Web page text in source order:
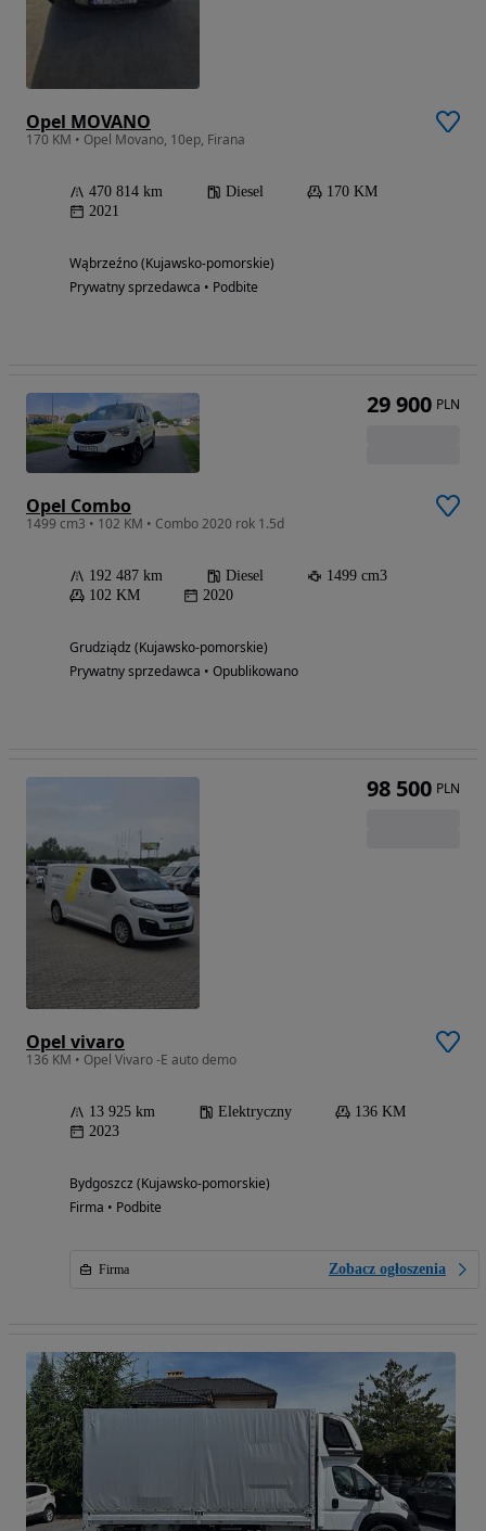
Opel MOVANO
170 KM • Opel Movano, 10ep, Firana
470 814 km Diesel
170 KM
2021
Wąbrzeźno (Kujawsko-pomorskie)
Prywatny sprzedawca • Podbite
Opel Combo
1499 cm3 • 102 KM • Combo 2020 rok 1.5d
192 487 km Diesel
1499 cm3
102 KM
2020
Grudziądz (Kujawsko-pomorskie)
Prywatny sprzedawca • Opublikowano
29 900 PLN
Opel vivaro
136 KM • Opel Vivaro -E auto demo
13 925 km Elektryczny
136 KM
2023
Bydgoszcz (Kujawsko-pomorskie)
Firma • Podbite
Firma Zobacz ogłoszenia
98 500 PLN